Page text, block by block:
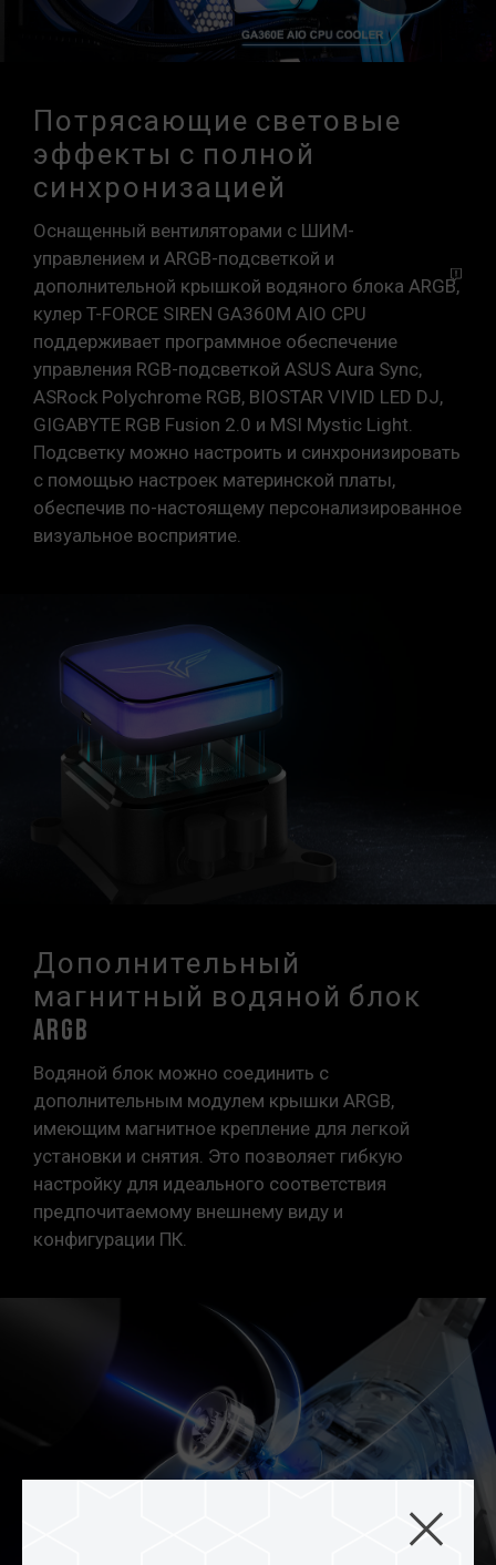
Потрясающие световые
эффекты с полной
синхронизацией
Оснащенный вентиляторами с ШИМ-
управлением и ARGB-подсветкой и
дополнительной крышкой водяного блока ARGB,
кулер T-FORCE SIREN GA360M AIO CPU
поддерживает программное обеспечение
управления RGB-подсветкой ASUS Aura Sync,
ASRock Polychrome RGB, BIOSTAR VIVID LED DJ,
GIGABYTE RGB Fusion 2.0 и MSI Mystic Light.
Подсветку можно настроить и синхронизировать
с помощью настроек материнской платы,
обеспечив по-настоящему персонализированное
визуальное восприятие.
Дополнительный
магнитный водяной блок
ARGB
Водяной блок можно соединить с
дополнительным модулем крышки ARGB,
имеющим магнитное крепление для легкой
установки и снятия. Это позволяет гибкую
настройку для идеального соответствия
предпочитаемому внешнему виду и
конфигурации ПК.